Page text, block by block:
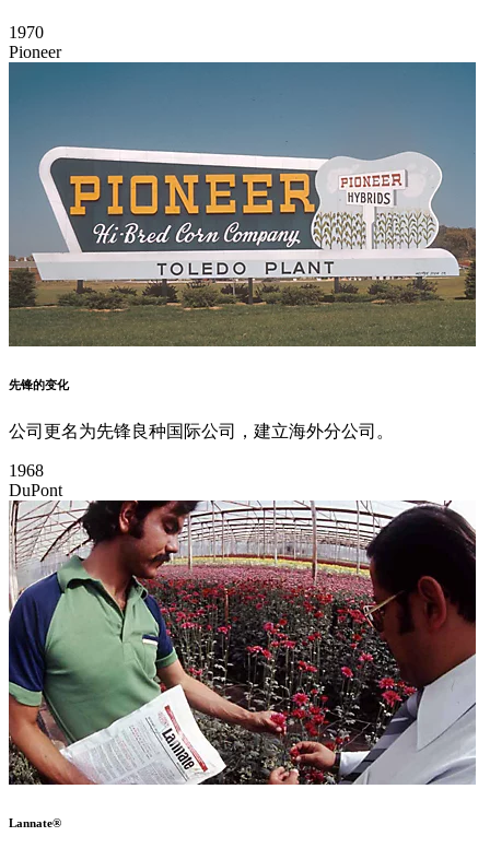
1970
Pioneer
先锋的变化
公司更名为先锋良种国际公司，建立海外分公司。
1968
DuPont
Lannate®